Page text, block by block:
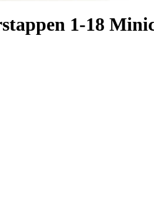
1-18